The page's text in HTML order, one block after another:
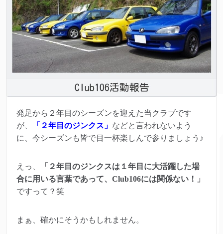
発足から２年目のシーズンを迎えた当クラブです
が、
「２年目のジンクス」 などと言われないよう
に、今シーズンも皆で目一杯楽しんで参りましょう♪
えっ、
「２年目のジンクスは１年目に大活躍した場
合に用いる言葉であって、Club106には関係ない！」
ですって？笑
まぁ、確かにそうかもしれません。